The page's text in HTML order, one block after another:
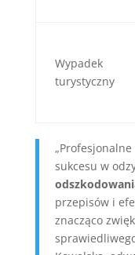
Wypadek
turystyczny
sukcesu w
przepisów i
znacząco